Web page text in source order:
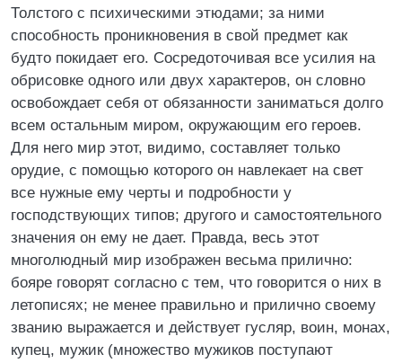
Толстого с психическими этюдами; за ними
способность проникновения в свой предмет как
будто покидает его. Сосредоточивая все усилия на
обрисовке одного или двух характеров, он словно
освобождает себя от обязанности заниматься долго
всем остальным миром, окружающим его героев.
Для него мир этот, видимо, составляет только
орудие, с помощью которого он навлекает на свет
все нужные ему черты и подробности у
господствующих типов; другого и самостоятельного
значения он ему не дает. Правда, весь этот
многолюдный мир изображен весьма прилично:
бояре говорят согласно с тем, что говорится о них в
летописях; не менее правильно и прилично своему
званию выражается и действует гусляр, воин, монах,
купец, мужик (множество мужиков поступают